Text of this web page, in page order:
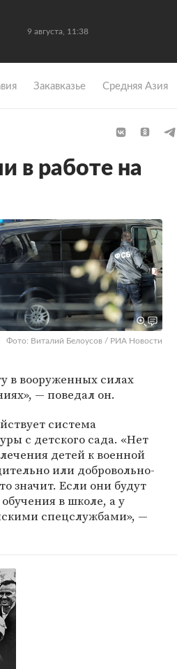
9 августа, 11:38
Закавказье Средняя Азия
в работе на
Фото: Виталий Белоусов / РИА Новости
в вооруженных силах
— поведал он.
система
с детского сада. «Нет
детей к военной
или добровольно-
значит. Если они будут
в школе, а у
спецслужбами», —